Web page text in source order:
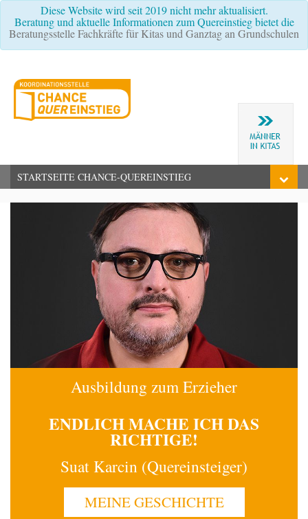
Diese Website wird seit 2019 nicht mehr aktualisiert.
Beratung und aktuelle Informationen zum Quereinstieg bietet die
Beratungsstelle Fachkräfte für Kitas und Ganztag an Grundschulen
STARTSEITE CHANCE-QUEREINSTIEG
Ausbildung zum Erzieher
ENDLICH MACHE ICHDAS
RICHTIGE!
Suat Karcin (Quereinsteiger)
MEINE GESCHICHTE